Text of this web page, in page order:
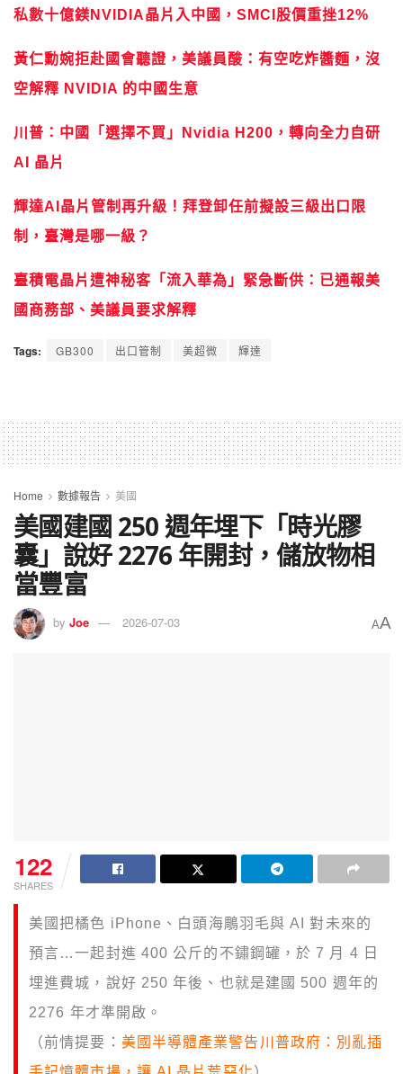
私數十億鎂NVIDIA晶片入中國，SMCI股價重挫12%
黃仁勳婉拒赴國會聽證，美議員酸：有空吃炸醬麵，沒
空解釋 NVIDIA 的中國生意
川普：中國「選擇不買」Nvidia H200，轉向全力自研
AI 晶片
輝達AI晶片管制再升級！拜登卸任前擬設三級出口限
制，臺灣是哪一級？
臺積電晶片遭神秘客「流入華為」緊急斷供：已通報美
國商務部、美議員要求解釋
Tags: GB300 出口管制 美超微 輝達
Home 數據報告 美國
美國建國 250 週年埋下「時光膠
囊」說好 2276 年開封，儲放物相
當豐富
by Joe 2026-07-03 AA
122
SHARES
美國把橘色 iPhone、白頭海鵰羽毛與 AI 對未來的
預言…一起封進 400 公斤的不鏽鋼罐，於 7 月 4 日
埋進費城，說好 250 年後、也就是建國 500 週年的
2276 年才準開啟。
（前情提要： 美國半導體產業警告川普政府：別亂插